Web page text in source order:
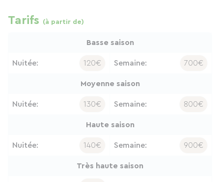
Tarifs (à partir de)
Basse saison
Nuitée: 120€ Semaine: 700€
Moyenne saison
Nuitée: 130€ Semaine: 800€
Haute saison
Nuitée: 140€ Semaine: 900€
Très haute saison